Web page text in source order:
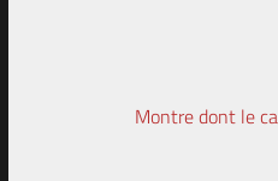
Montre dont le